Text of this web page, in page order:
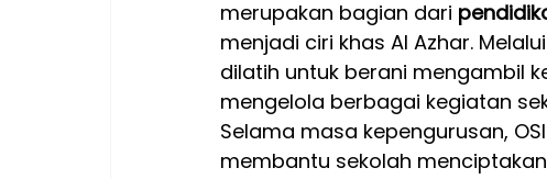
merupakan bagian dari
menjadi ciri khas Al Azhar.
dilatih untuk berani mengambil
mengelola berbagai kegiatan
Selama masa kepengurusan,
membantu sekolah